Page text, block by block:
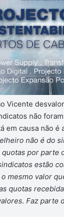
Vicente
não
em causa não
não é do
por parte
estão
mesmo valor
quotas
Faz